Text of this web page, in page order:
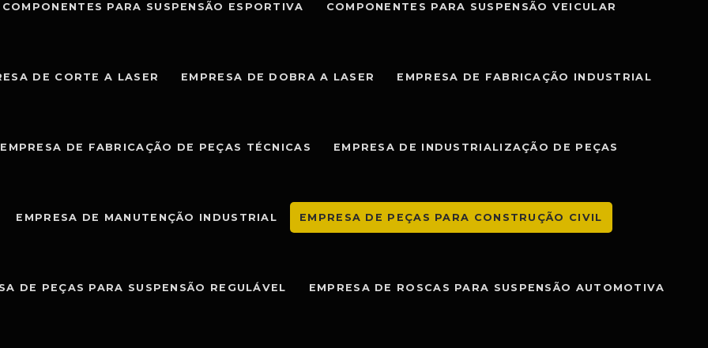
COMPONENTES PARA SUSPENSÃO ESPORTIVA COMPONENTES PARA SUSPENSÃO VEICULAR
DE CORTE A LASER EMPRESA DE DOBRA A LASER EMPRESA DE FABRICAÇÃO INDUSTRIAL
EMPRESA DE FABRICAÇÃO DE PEÇAS TÉCNICAS EMPRESA DE INDUSTRIALIZAÇÃO DE PEÇAS
EMPRESA DE MANUTENÇÃO INDUSTRIAL EMPRESA DE PEÇAS PARA CONSTRUÇÃO CIVIL
DE PEÇAS PARA SUSPENSÃO REGULÁVEL EMPRESA DE ROSCAS PARA SUSPENSÃO AUTOMOTIVA